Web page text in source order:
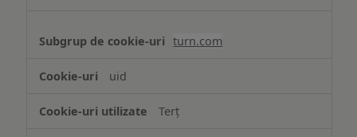
turn.com
uid
Terț